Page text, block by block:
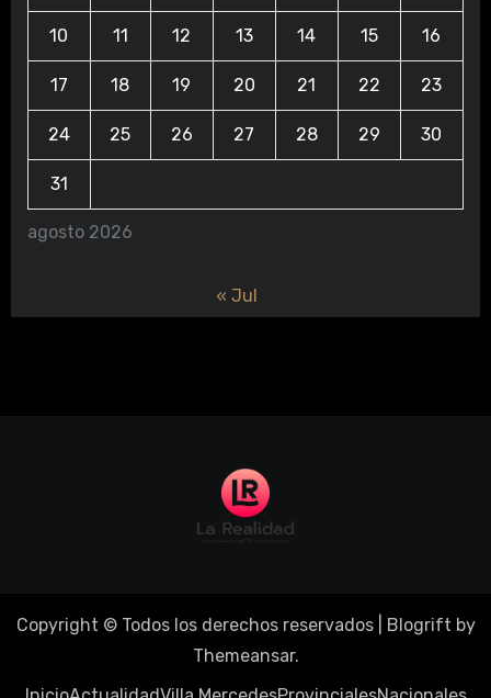
agosto 2026
10 11 12 13 14 15 16
17 18 19 20 21 22 23
24 25 26 27 28 29 30
31
« Jul
Copyright © Todos los derechos reservados Blogrift by
Themeansar.